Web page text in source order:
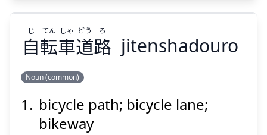
転
路
じ
てん
しゃ
どう
ろ
自転車道路
じ てん しゃ どう ろ
jitenshadouro
Noun (common)
bicycle path; bicycle lane;
bikeway